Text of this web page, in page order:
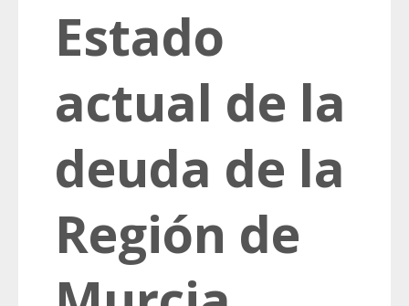
Estado
actual de la
deuda de la
Región de